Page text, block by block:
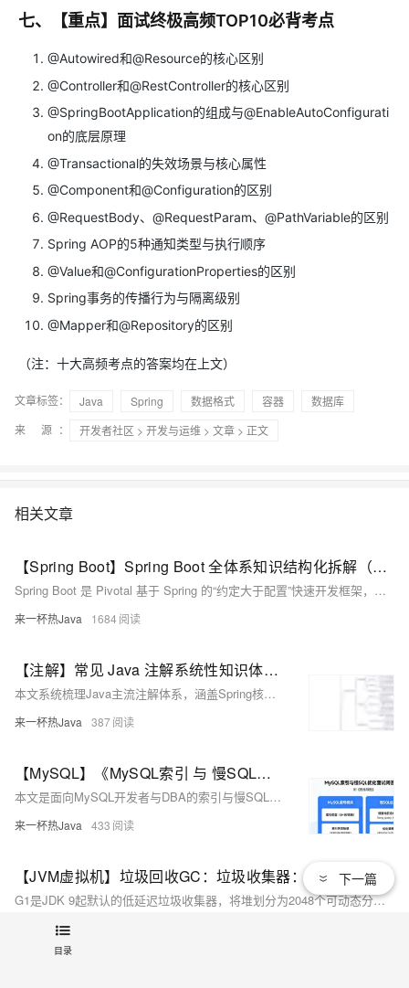
七、【重点】面试终极高频TOP10必背考点
@Autowired和@Resource的核心区别
@Controller和@RestController的核心区别
@SpringBootApplication的组成与@EnableAutoConfigurati
on的底层原理
@Transactional的失效场景与核心属性
@Component和@Configuration的区别
@RequestBody、@RequestParam、@PathVariable的区别
Spring AOP的5种通知类型与执行顺序
@Value和@ConfigurationProperties的区别
Spring事务的传播行为与隔离级别
@Mapper和@Repository的区别
（注：十大高频考点的答案均在上文）
文章标签： Java Spring 数据格式 容器
数据库
来 源：
开发者社区 > 开发与运维 > 文章 > 正文
目录
相关文章
【Spring Boot】Spring Boot 全体系知识结构化拆解（附 Spring Boot 高频面试八股文精简版）
Spring Boot 是 Pivotal 基于 Spring 的“约定大于配置”快速开发框架，简化初始搭建与开发，无缝整合 Spring 全生态，内嵌容器、自动配置、起步依赖开箱即用，是 Java 企业级应用与微服务架构的核心基石。
来一杯热Java 1684
【注解】常见 Java 注解系统性知识体系总结（附《全方位对比表》+ 思维导图）
本文系统梳理Java主流注解体系，涵盖Spring核心组件（@Component、@Service等）、依赖注入（@Autowired、@Resource）、Web开发（@RestController、@PathVariable）、配置启动（@SpringBootApplication、@Configuration）、MyBatis/Plus、事务AOP（@Transactional、@Aspect）及测试等八大类，辅以对比表格及思维导图。
来一杯热Java 387
【MySQL】《MySQL索引 与 慢SQL优化 面试问答清单》（附《思维导图》）
本文是面向MySQL开发者与DBA的索引与慢SQL优化实战指南，涵盖B+树原理、聚簇/覆盖索引、EXPLAIN深度解读、四大阶段优化（发现→分析→索引→重构）及电商订单/多表联查真实案例，含可打印速查表，助你将慢查询从3秒优化至0.005秒。
来一杯热Java 433
【JVM虚拟机】垃圾回收GC：垃圾收集器：G1：Region分区、Mixed GC、回收流程、适用场景（高频）（附《思维导图》+《面试高频考点清单》）
G1是JDK 9起默认的低延迟垃圾收集器，将堆划分为2048个可动态分配角色的Region，通过Mixed GC优先回收垃圾最多的区域，结合Remembered Set与SATB算法，在大堆（≥4GB）场景下实现可预测停顿（如≤200ms）与高吞吐平衡。
来一杯热Java
下一篇